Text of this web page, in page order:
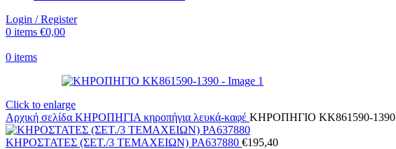
Login / Register
0 items €0,00
0 items
Click to enlarge
Αρχική σελίδα ΚΗΡΟΠΗΓΙΑ κηροπήγια λευκά-καφέ ΚΗΡΟΠΗΓΙΟ KK861590-1390
ΚΗΡΟΣΤΑΤΕΣ (ΣΕΤ./3 ΤΕΜΑΧΕΙΩΝ) PA637880 €195,40